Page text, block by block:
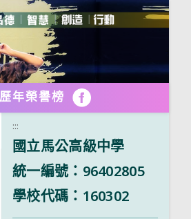
歷年榮譽榜 FB
:::
國立馬公高級中學
統一編號：96402805
學校代碼：160302